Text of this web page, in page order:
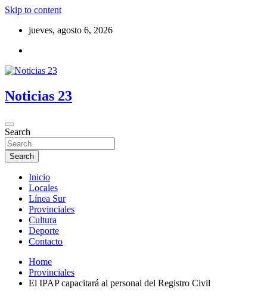
Skip to content
jueves, agosto 6, 2026
Noticias 23
Search
Search
Inicio
Locales
Línea Sur
Provinciales
Cultura
Deporte
Contacto
Home
Provinciales
El IPAP capacitará al personal del Registro Civil